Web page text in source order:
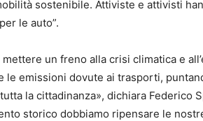
sostenibile. Attiviste e attivisti
le auto”.
mettere un freno alla crisi climatica e
le emissioni dovute ai trasporti,
la cittadinanza», dichiara Federico
storico dobbiamo ripensare le